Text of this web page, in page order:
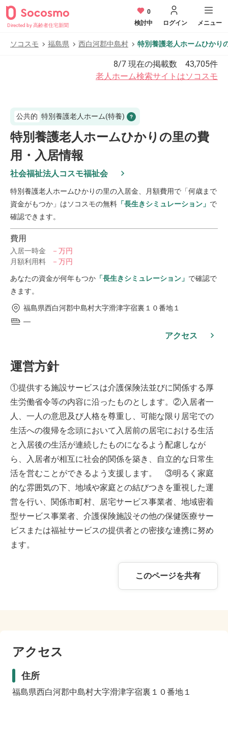
Directed by 高齢者住宅新聞
0
検討中
ログイン メニュー
ソコスモ 福島県 西白河郡中島村 特別養護老人ホームひかり
8/7 現在の掲載数 43,705件
老人ホーム検索サイトはソコスモ
公共的 特別養護老人ホーム(特養)
特別養護老人ホームひかりの里の費
用・入居情報
社会福祉法人コスモ福祉会
特別養護老人ホームひかりの里の入居金、月額費用で「何歳まで
資金がもつか」はソコスモの無料 「長生きシミュレーション」 で
確認できます。
費用
入居一時金
－万円
月額利用料
－万円
あなたの資金が何年もつか 「長生きシミュレーション」 で確認で
きます。
福島県西白河郡中島村大字滑津字宿裏１０番地１
―
アクセス
運営方針
①提供する施設サービスは介護保険法並びに関係する厚
生労働省令等の内容に沿ったものとします。②入居者一
人、一人の意思及び人格を尊重し、可能な限り居宅での
生活への復帰を念頭において入居前の居宅における生活
と入居後の生活が連続したものになるよう配慮しなが
ら、入居者が相互に社会的関係を築き、自立的な日常生
活を営むことができるよう支援します。 ③明るく家庭
的な雰囲気の下、地域や家庭との結びつきを重視した運
営を行い、関係市町村、居宅サービス事業者、地域密着
型サービス事業者、介護保険施設その他の保健医療サー
ビスまたは福祉サービスの提供者との密接な連携に努め
ます。
このページを共有
アクセス
住所
福島県西白河郡中島村大字滑津字宿裏１０番地１